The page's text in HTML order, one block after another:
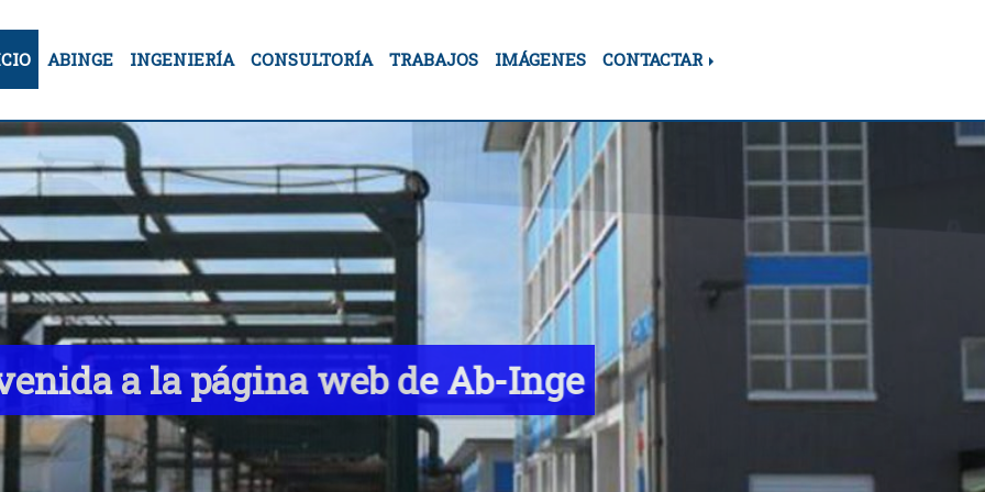
ABINGE INGENIERÍA CONSULTORÍA TRABAJOS IMÁGENES CONTACTAR